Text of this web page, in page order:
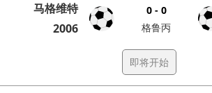
马格维特
2006
0 - 0
格鲁丙
即将开始